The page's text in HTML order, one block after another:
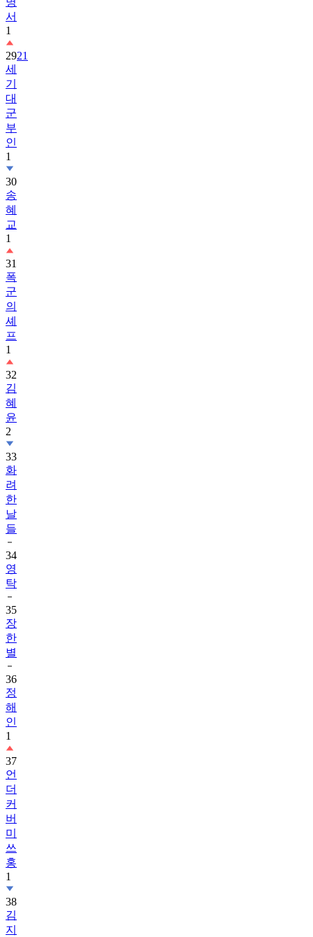
1
29
세
기
대
군
부
인
1
30
송
혜
교
1
31
폭
군
의
셰
프
1
32
김
혜
윤
2
33
화
려
한
날
들
34
영
탁
35
장
한
별
36
정
해
인
1
37
언
더
커
버
미
쓰
홍
1
38
김
지
원
1